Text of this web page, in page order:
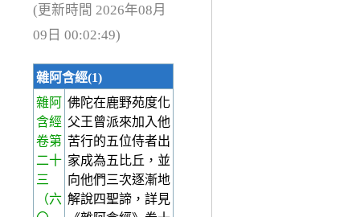
(更新時間 2026年08月
09日 00:02:49)
雜阿含經(1)
雜阿
含經
卷第
二十
三
（六
佛陀在鹿野苑度化
父王曾派來加入他
苦行的五位侍者出
家成為五比丘，並
向他們三次逐漸地
解說四聖諦，詳見